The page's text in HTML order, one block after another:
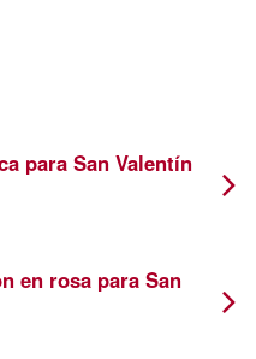
para San Valentín
en rosa para San